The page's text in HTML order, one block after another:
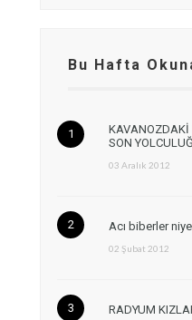
Bu Hafta
KAVANOZDAKİ
SON
03 Aralık 2012
Acı biberler niye
02 Şubat 2012
RADYUM